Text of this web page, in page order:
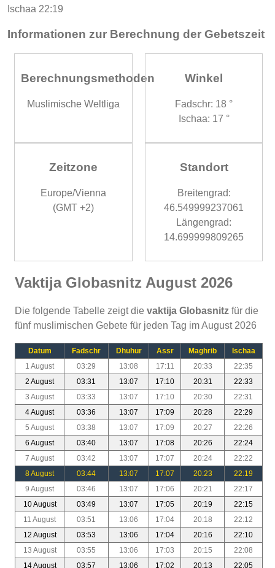
Ischaa 22:19
Informationen zur Berechnung der Gebetszeit
Berechnungsmethoden
Muslimische Weltliga
Winkel
Fadschr: 18 °
Ischaa: 17 °
Zeitzone
Europe/Vienna
(GMT +2)
Standort
Breitengrad:
46.549999237061
Längengrad:
14.699999809265
Vaktija Globasnitz August 2026
Die folgende Tabelle zeigt die vaktija Globasnitz für die
fünf muslimischen Gebete für jeden Tag im August 2026
Datum Fadschr Dhuhur Assr Maghrib
Ischaa
1 August
03:29 13:08 17:11 20:33
22:35
2 August
03:31 13:07 17:10 20:31
22:33
3 August
03:33 13:07 17:10 20:30
22:31
4 August
03:36 13:07 17:09 20:28
22:29
5 August
03:38 13:07 17:09 20:27
22:26
6 August
03:40 13:07 17:08 20:26
22:24
7 August
03:42 13:07 17:07 20:24
22:22
8 August
03:44 13:07 17:07 20:23
22:19
9 August
03:46 13:07 17:06 20:21
22:17
10 August
03:49 13:07 17:05 20:19
22:15
11 August
03:51 13:06 17:04 20:18
22:12
12 August
03:53 13:06 17:04 20:16
22:10
13 August
03:55 13:06 17:03 20:15
22:08
14 August
03:57 13:06 17:02 20:13 22:05